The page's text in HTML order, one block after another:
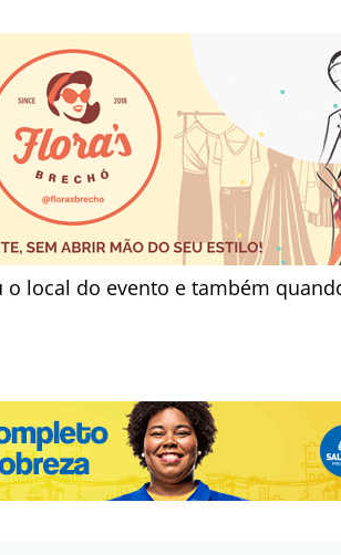
local do evento e também